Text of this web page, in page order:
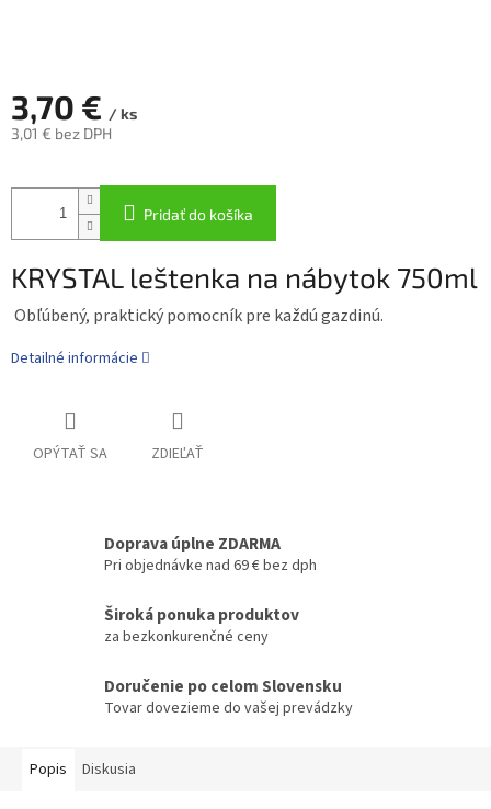
3,70 € / ks
3,01 € bez DPH
cena:
Pridať do košíka
KRYSTAL leštenka na nábytok 750ml
Obľúbený, praktický pomocník pre každú gazdinú.
Detailné informácie
OPÝTAŤ SA ZDIEĽAŤ
Doprava úplne ZDARMA
Pri objednávke nad 69 € bez dph
Široká ponuka produktov
za bezkonkurenčné ceny
Doručenie po celom Slovensku
Tovar dovezieme do vašej prevádzky
Popis Diskusia